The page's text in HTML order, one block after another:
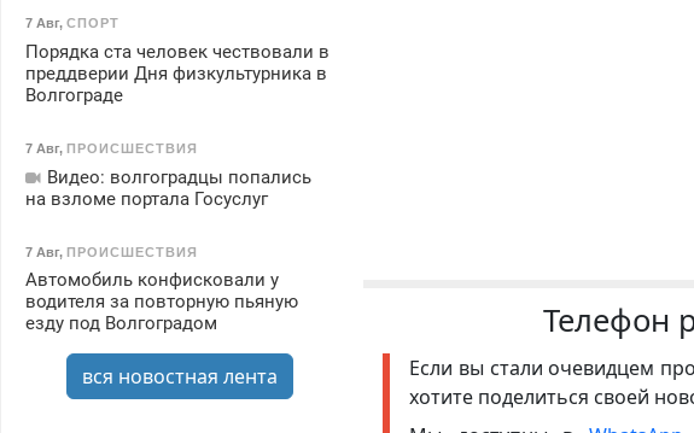
Телефон
Если вы стали очевидцем
хотите поделиться своей
7 Авг, СПОРТ
Порядка ста человек чествовали в
преддверии Дня физкультурника в
Волгограде
7 Авг, ПРОИСШЕСТВИЯ
Видео: волгоградцы попались
на взломе портала Госуслуг
7 Авг, ПРОИСШЕСТВИЯ
Автомобиль конфисковали у
водителя за повторную пьяную
езду под Волгоградом
вся новостная лента